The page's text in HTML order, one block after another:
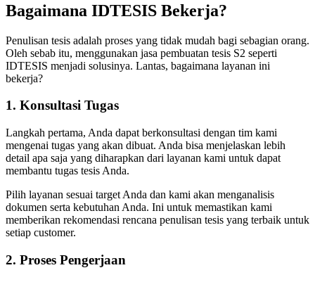
Bagaimana IDTESIS Bekerja?
Penulisan tesis adalah proses yang tidak mudah bagi sebagian orang.
Oleh sebab itu, menggunakan jasa pembuatan tesis S2 seperti
IDTESIS menjadi solusinya. Lantas, bagaimana layanan ini
bekerja?
1. Konsultasi Tugas
Langkah pertama, Anda dapat berkonsultasi dengan tim kami
mengenai tugas yang akan dibuat. Anda bisa menjelaskan lebih
detail apa saja yang diharapkan dari layanan kami untuk dapat
membantu tugas tesis Anda.
Pilih layanan sesuai target Anda dan kami akan menganalisis
dokumen serta kebutuhan Anda. Ini untuk memastikan kami
memberikan rekomendasi rencana penulisan tesis yang terbaik untuk
setiap customer.
2. Proses Pengerjaan